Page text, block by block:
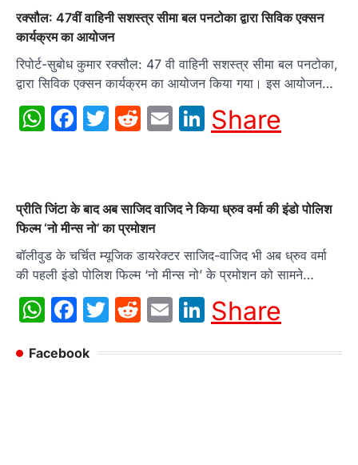
रक्सौल: 47वीं वाहिनी सशस्त्र सीमा बल पनटोका द्वारा सिविक एक्सन
कार्यक्रम का आयोजन
रिपोर्ट-सुबोध कुमार रक्सौल: 47 वी वाहिनी सशस्त्र सीमा बल पनटोका,
द्वारा सिविक एक्सन कार्यक्रम का आयोजन किया गया। इस आयोजन…
WhatsApp
Facebook
Twitter
Reddit
EmailLinkedIn
Share
प्रीति जिंटा के बाद अब साजिद वाजिद ने किया ध्रुव वर्मा की इंडो पोलिश
फिल्‍म ‘नो मीन्‍स नो’ का प्रमोशन
बॉलीवुड के चर्चित म्‍यूजिक डायरेक्‍टर साजिद-वाजिद भी अब ध्रुव वर्मा
की पहली इंडो पोलिश फिल्‍म ‘नो मीन्‍स नो’ के प्रमोशन को सामने…
WhatsApp
Facebook
Twitter
Reddit
EmailLinkedIn
Share
Facebook